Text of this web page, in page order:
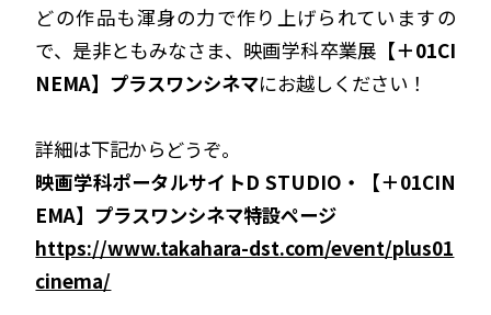
どの作品も渾身の力で作り上げられていますの
で、是非ともみなさま、映画学科卒業展 【＋01CI
NEMA】プラスワンシネマにお越しください！
詳細は下記からどうぞ。
映画学科ポータルサイトD STUDIO・【＋01CIN
EMA】プラスワンシネマ特設ページ
https://www.takahara-dst.com/event/plus01
cinema/